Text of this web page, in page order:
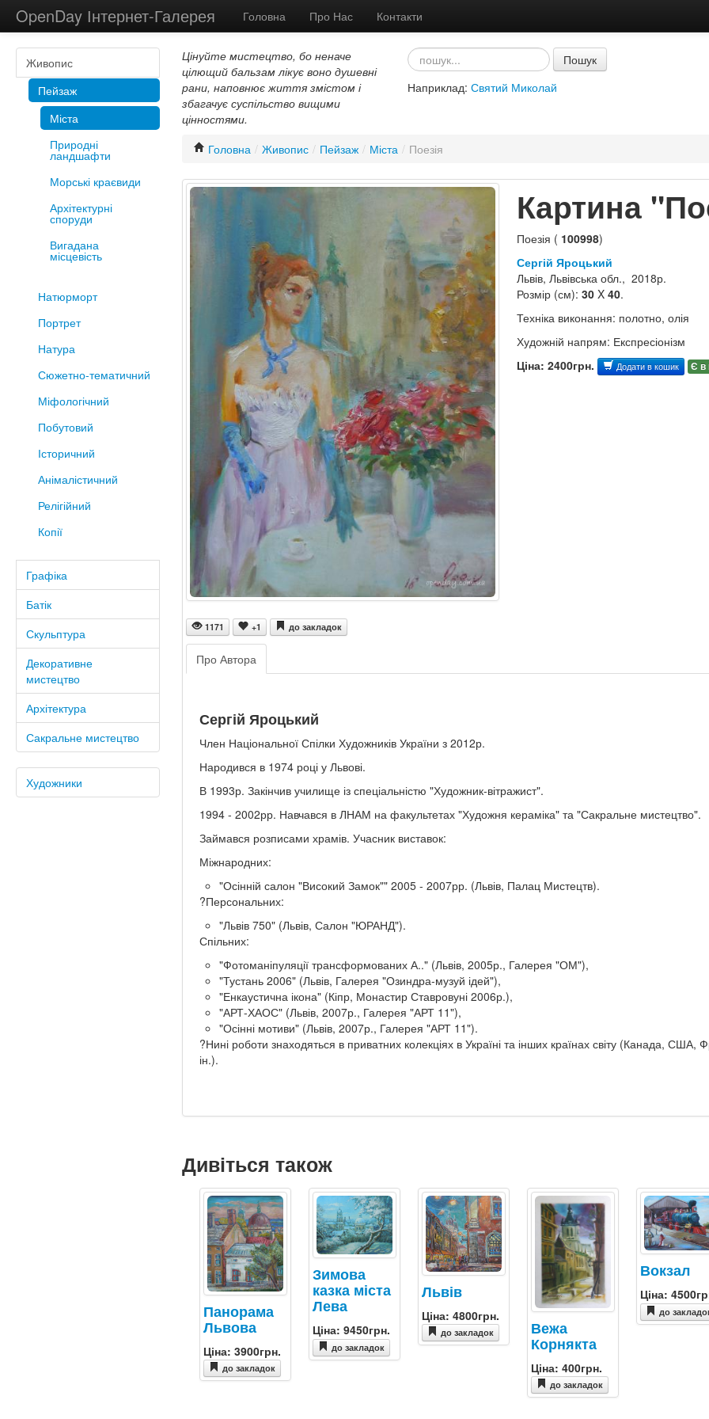
OpenDay Інтернет-Галерея Головна Про Нас Контакти
Живопис
Пейзаж
Міста
Природні
ландшафти
Морські краєвиди
Архітектурні
споруди
Вигадана
місцевість
Натюрморт
Портрет
Натура
Сюжетно-тематичний
Міфологічний
Побутовий
Історичний
Анімалістичний
Релігійний
Копії
Графіка
Батік
Скульптура
Декоративне
мистецтво
Архітектура
Сакральне мистецтво
Художники
Цінуйте мистецтво, бо неначе
цілющий бальзам лікує воно душевні
рани, наповнює життя змістом і
збагачує суспільство вищими
цінностями.
Пошук
Наприклад: Святий Миколай
Головна / Живопис / Пейзаж / Міста / Поезія
1171 +1 до закладок
Картина
Поезія ( 100998)
Сергій Яроцький
Львів, Львівська обл., 2018р.
Розмір (см): 30X 40.
Техніка виконання: полотно, олія
Художній напрям: Експресіонізм
Ціна: 2400грн.
Додати в кошик Є в
Про Автора
Сергій Яроцький
Член Національної Спілки Художників України з 2012р.
Народився в 1974 році у Львові.
В 1993р. Закінчив училище із спеціальністю "Художник-вітражист".
1994 - 2002рр. Навчався в ЛНАМ на факультетах "Художня кераміка" та "Сакральне мистецтво".
Займався розписами храмів. Учасник виставок:
Міжнародних:
"Осінній салон "Високий Замок"" 2005 - 2007рр. (Львів, Палац Мистецтв).
?Персональних:
"Львів 750" (Львів, Салон "ЮРАНД").
Спільних:
"Фотоманіпуляції трансформованих А.." (Львів, 2005р., Галерея "ОМ"),
"Тустань 2006" (Львів, Галерея "Озиндра-музуй ідей"),
"Енкаустична ікона" (Кіпр, Монастир Ставровуні 2006р.),
"АРТ-ХАОС" (Львів, 2007р., Галерея "АРТ 11"),
"Осінні мотиви" (Львів, 2007р., Галерея "АРТ 11").
?Нині роботи знаходяться в приватних колекціях в Україні та інших країнах світу (Канада, США,
ін.).
Дивіться також
Панорама
Львова
Ціна: 3900грн.
до закладок
Зимова
казка міста
Лева
Ціна: 9450грн.
до закладок
Львів
Ціна: 4800грн.
до закладок
Вежа
Корнякта
Ціна: 400грн.
до закладок
Вокзал
Ціна:
до